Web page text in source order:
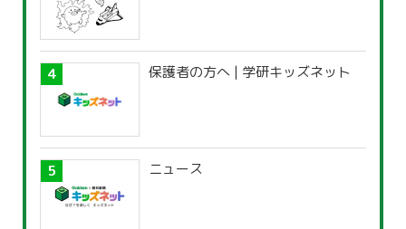
保護者の方へ | 学研キッズネット
ニュース